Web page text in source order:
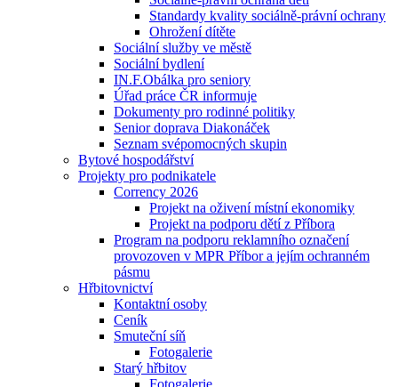
Standardy kvality sociálně-právní ochrany
Ohrožení dítěte
Sociální služby ve městě
Sociální bydlení
IN.F.Obálka pro seniory
Úřad práce ČR informuje
Dokumenty pro rodinné politiky
Senior doprava Diakonáček
Seznam svépomocných skupin
Bytové hospodářství
Projekty pro podnikatele
Corrency 2026
Projekt na oživení místní ekonomiky
Projekt na podporu dětí z Příbora
Program na podporu reklamního označení
provozoven v MPR Příbor a jejím ochranném
pásmu
Hřbitovnictví
Kontaktní osoby
Ceník
Smuteční síň
Fotogalerie
Starý hřbitov
Fotogalerie